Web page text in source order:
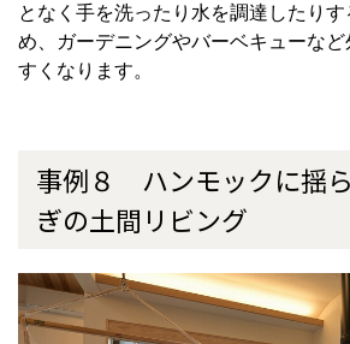
となく手を洗ったり水を調達したり
め、ガーデニングやバーベキューな
すくなります。
事例８ ハンモックに揺
ぎの土間リビング